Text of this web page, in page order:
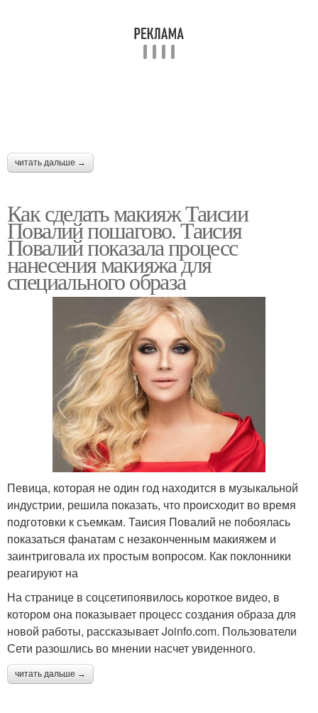
читать дальше →
Как сделать макияж Таисии
Повалий пошагово. Таисия
Повалий показала процесс
нанесения макияжа для
специального образа
Певица, которая не один год находится в музыкальной
индустрии, решила показать, что происходит во время
подготовки к съемкам. Таисия Повалий не побоялась
показаться фанатам с незаконченным макияжем и
заинтриговала их простым вопросом. Как поклонники
реагируют на
На странице в соцсетипоявилось короткое видео, в
котором она показывает процесс создания образа для
новой работы, рассказывает Joinfo.com. Пользователи
Сети разошлись во мнении насчет увиденного.
читать дальше →